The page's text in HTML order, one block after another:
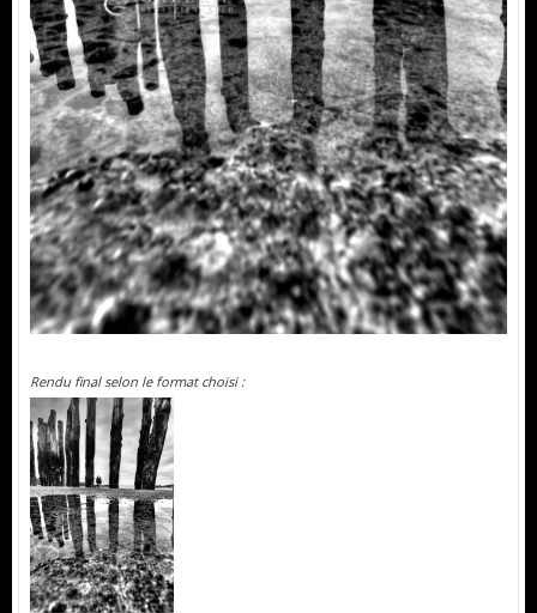
Rendu final selon le format choisi :